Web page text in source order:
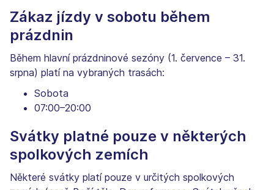
Zákaz jízdy v sobotu během
prázdnin
Během hlavní prázdninové sezóny (1. července – 31.
srpna) platí na vybraných trasách:
Sobota
07:00–20:00
Svátky platné pouze v některých
spolkových zemích
Některé svátky platí pouze v určitých spolkových